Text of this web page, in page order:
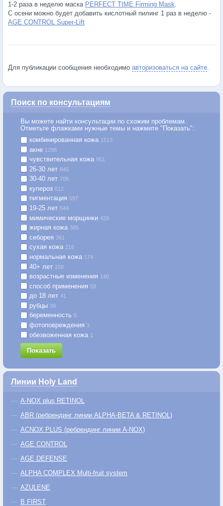
1-2 раза в неделю маска PERFECT TIME Firming Mask.
С осени можно будет добавить кислотный пилинг 1 раз в неделю -
AGE CONTROL Super-Lift
Для публикации сообщения необходимо авторизоваться на сайте.
Поиск по консультациям
Вы можете найти консультации по схожим проблемам.
Отметьте флажками нужные темы и нажмите "Показать":
комбинированная кожа 1513
акне 1298
чувствительная кожа 951
26-30 лет 845
30-40 лет 705
купероз 612
пигментация 597
19-25 лет 544
мимические морщинки 429
жирная кожа 385
себорея 361
сухая кожа 216
нормальная кожа 174
40+ лет 158
возрастные изменения 140
способ применения 59
до 18 лет 41
рубцы 39
беременность 5
фотоповреждения 3
обезвоженная кожа 1
Показать
Линии Holy Land
A-NOX plus RETINOL
ABR (ребрендинг линии ALPHA-BETA & RETINOL)
ACNOX PLUS (ребрендинг линии A-NOX)
AGE CONTROL
AGE DEFENSE
ALPHA COMPLEX Multi-fruit system
AZULENE
B FIRST